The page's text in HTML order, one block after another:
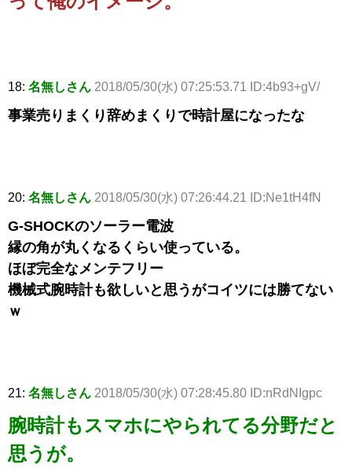
18: 名無しさん 2018/05/30(水) 07:25:53.71 ID:4b93+gV/
事業売りまくり辞めまくりで時計屋になったな
20: 名無しさん 2018/05/30(水) 07:26:44.21 ID:Ne1tH4fN
G-SHOCKのソーラー電波
縁の角が丸くなるくらい使っている。
ほぼ完全なメンテフリー
機械式腕時計も欲しいと思うがコイツには勝てない
ｗ
21: 名無しさん 2018/05/30(水) 07:28:45.80 ID:nRdNIgpc
腕時計もスマホにやられてる分野だと
思うが。